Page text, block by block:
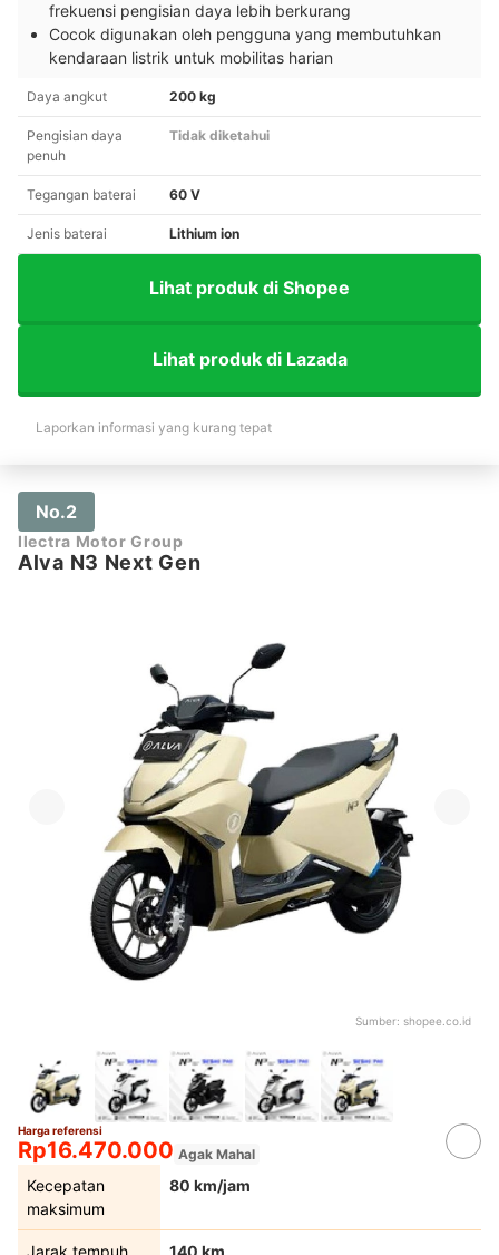
frekuensi pengisian daya lebih berkurang
Cocok digunakan oleh pengguna yang membutuhkan
kendaraan listrik untuk mobilitas harian
Daya angkut 200 kg
Pengisian daya
penuh
Tidak diketahui
Tegangan baterai 60 V
Jenis baterai Lithium ion
Lihat produk di Shopee
Lihat produk di Lazada
Laporkan informasi yang kurang tepat
No.2
Ilectra Motor Group
Alva N3 Next Gen
Sumber: shopee.co.id
Harga referensi
Rp16.470.000 Agak Mahal
Kecepatan
maksimum
80 km/jam